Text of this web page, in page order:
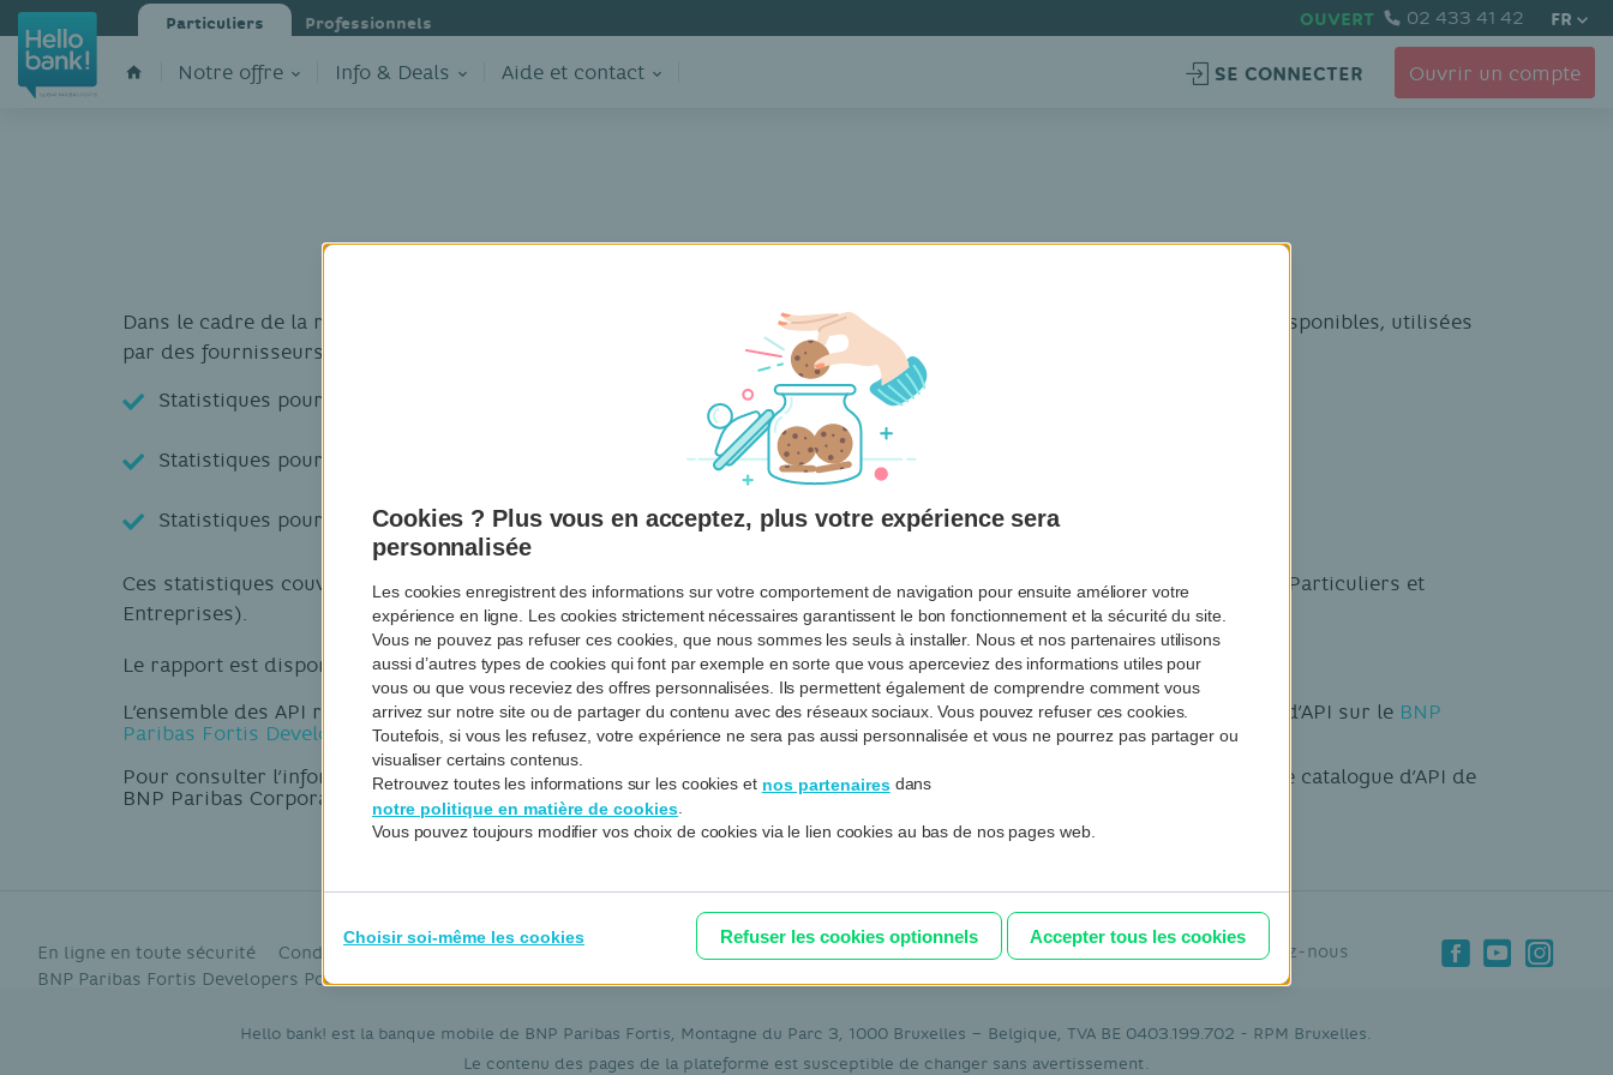
Particuliers Professionnels OUVERT 02 433 41 42 FR
Notre offre Info & Deals Aide et contact SE CONNECTER Ouvrir un compte
PSD2
Dans le cadre de la réglementation PSD2, BNP Paribas Fortis fournit des statistiques de ses API réglementaires PSD2 disponibles, utilisées
par des fournisseurs tiers:
Statistiques pour les API du Service initiation des paiements
Statistiques pour les API du Service information sur les comptes
Statistiques pour les API de Vérification de la disponibilité des fonds
Ces statistiques couvrent le volume agrégé des API PSD2 de BNP Paribas Fortis, pour toutes ses marques et segments (Particuliers et
Entreprises).
Le rapport est disponible ici.
L’ensemble des API réglementaires PSD2 de BNP Paribas Fortis et leur documentation sont disponibles via le catalogue d’API sur le BNP
Paribas Fortis Developers Portal
Pour consulter l’information et lesstatistiquesconcernant les API PSD2 de Connexis Cash, veuillez-vous rediriger vers le catalogue d’API de
BNP Paribas Corporate and Institutional Banking (CIB) disponible sur leBNP Paribas CIB Developers portal
En ligne en toute sécurité Conditions d’utilisation du site Déclaration Vie Privée PSD2
Documents légaux & tarifs
BNP Paribas Fortis Developers Portal
Accessibilité
Suivez-nous
Hello bank! est la banque mobile de BNP Paribas Fortis, Montagne du Parc 3, 1000 Bruxelles – Belgique, TVA BE 0403.199.702 - RPM Bruxelles.
Le contenu des pages de la plateforme est susceptible de changer sans avertissement.
Cookies ? Plus vous en acceptez, plus votre expérience sera
personnalisée
Les cookies enregistrent des informations sur votre comportement de navigation pour ensuite améliorer votre
expérience en ligne. Les cookies strictement nécessaires garantissent le bon fonctionnement et la sécurité du site.
Vous ne pouvez pas refuser ces cookies, que nous sommes les seuls à installer. Nous et nos partenaires utilisons
aussi d’autres types de cookies qui font par exemple en sorte que vous aperceviez des informations utiles pour
vous ou que vous receviez des offres personnalisées. Ils permettent également de comprendre comment vous
arrivez sur notre site ou de partager du contenu avec des réseaux sociaux. Vous pouvez refuser ces cookies.
Toutefois, si vous les refusez, votre expérience ne sera pas aussi personnalisée et vous ne pourrez pas partager ou
visualiser certains contenus.
Retrouvez toutes les informations sur les cookies et nos partenairesdans
notre politique en matière de cookies
Vous pouvez toujours modifier vos choix de cookies via le lien cookies au bas de nos pages web.
Choisir soi-même les cookies Refuser les cookies optionnels Accepter tous les cookies